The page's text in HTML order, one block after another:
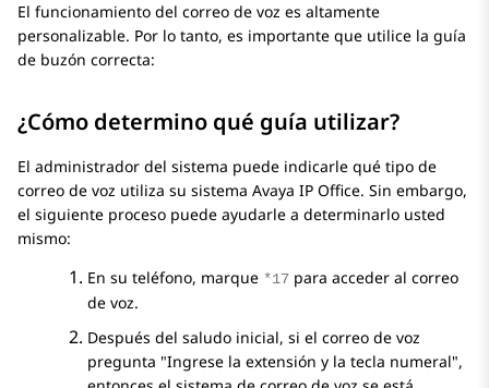
El funcionamiento del correo de voz es altamente
personalizable. Por lo tanto, es importante que utilice la guía
de buzón correcta:
¿Cómo determino qué guía utilizar?
El administrador del sistema puede indicarle qué tipo de
correo de voz utiliza su sistema Avaya IP Office. Sin embargo,
el siguiente proceso puede ayudarle a determinarlo usted
mismo:
En su teléfono, marque *17 para acceder al correo
de voz.
Después del saludo inicial, si el correo de voz
pregunta Ingrese la extensión y la tecla numeral ,